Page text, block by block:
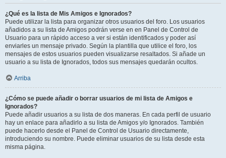
¿Qué es la lista de Mis Amigos e Ignorados?
Puede utilizar la lista para organizar otros usuarios del foro. Los usuarios
añadidos a su lista de Amigos podrán verse en en Panel de Control de
Usuario para un rápido acceso a ver si están identificados y poder así
enviarles un mensaje privado. Según la plantilla que utilice el foro, los
mensajes de estos usuarios pueden visualizarse resaltados. Si añade un
usuario a su lista de Ignorados, todos sus mensajes quedarán ocultos.
Arriba
¿Cómo se puede añadir o borrar usuarios de mi lista de Amigos e
Ignorados?
Puede añadir usuarios a su lista de dos maneras. En cada perfil de usuario
hay un enlace para añadirlo a su lista de Amigos y/o Ignorados. También
puede hacerlo desde el Panel de Control de Usuario directamente,
introduciendo su nombre. Puede eliminar usuarios de su lista desde esta
misma página.